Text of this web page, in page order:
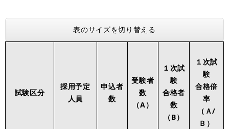
表のサイズを切り替える
試験区分
採用予定
人員
申込者
数
受験者
数
（A）
１次試
験
合格者
数
（B）
１次試
験
合格倍
率
（Ａ/
Ｂ）